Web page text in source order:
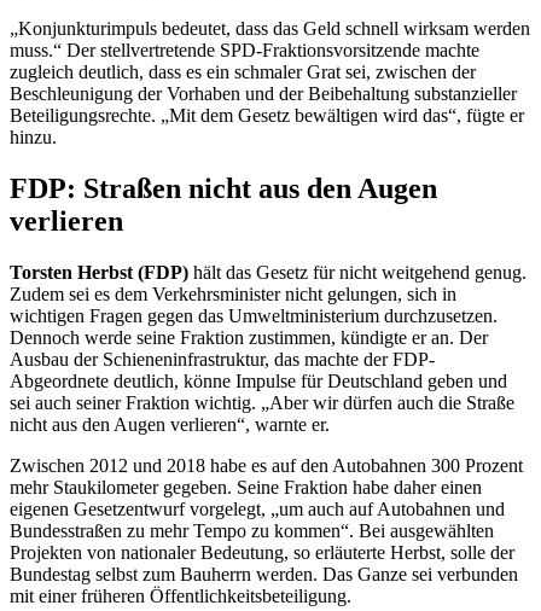
„Konjunkturimpuls bedeutet, dass das Geld schnell wirksam werden
muss.“ Der stellvertretende SPD-Fraktionsvorsitzende machte
zugleich deutlich, dass es ein schmaler Grat sei, zwischen der
Beschleunigung der Vorhaben und der Beibehaltung substanzieller
Beteiligungsrechte. „Mit dem Gesetz bewältigen wird das“, fügte er
hinzu.
FDP: Straßen nicht aus den Augen
verlieren
Torsten Herbst (FDP) hält das Gesetz für nicht weitgehend genug.
Zudem sei es dem Verkehrsminister nicht gelungen, sich in
wichtigen Fragen gegen das Umweltministerium durchzusetzen.
Dennoch werde seine Fraktion zustimmen, kündigte er an. Der
Ausbau der Schieneninfrastruktur, das machte der FDP-
Abgeordnete deutlich, könne Impulse für Deutschland geben und
sei auch seiner Fraktion wichtig. „Aber wir dürfen auch die Straße
nicht aus den Augen verlieren“, warnte er.
Zwischen 2012 und 2018 habe es auf den Autobahnen 300 Prozent
mehr Staukilometer gegeben. Seine Fraktion habe daher einen
eigenen Gesetzentwurf vorgelegt, „um auch auf Autobahnen und
Bundesstraßen zu mehr Tempo zu kommen“. Bei ausgewählten
Projekten von nationaler Bedeutung, so erläuterte Herbst, solle der
Bundestag selbst zum Bauherrn werden. Das Ganze sei verbunden
mit einer früheren Öffentlichkeitsbeteiligung.